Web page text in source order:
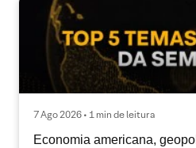
7 Ago 2026 • 1 min de leitura
Economia americana,